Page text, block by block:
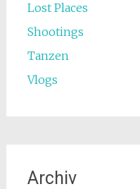
Lost Places
Shootings
Tanzen
Vlogs
Archiv